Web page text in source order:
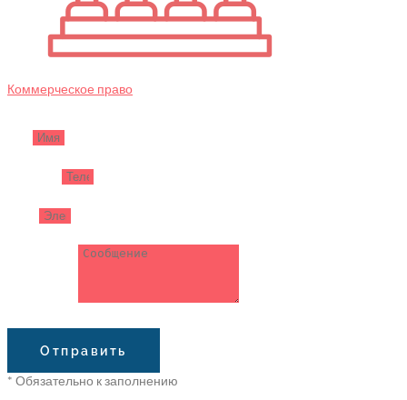
Коммерческое право
Отправить
* Обязательно к заполнению